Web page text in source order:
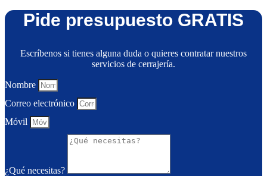
Pide presupuesto GRATIS
Escríbenos si tienes alguna duda o quieres contratar nuestros
servicios de cerrajería.
Nombre
Correo electrónico
Móvil
¿Qué necesitas?